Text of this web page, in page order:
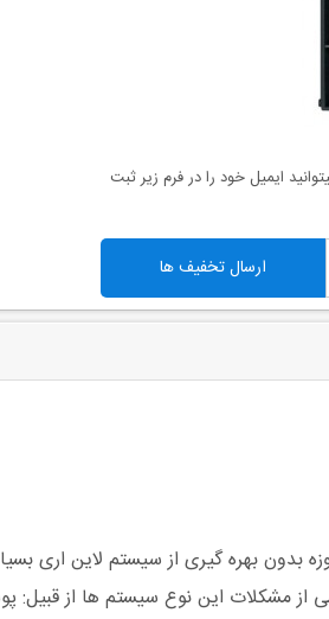
ایمیل خود را در فرم زیر ثبت
بدون بهره گیری از سیستم لاین اری
از مشکلات این نوع سیستم ها از